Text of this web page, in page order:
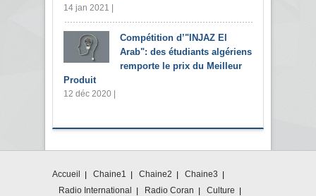
14 jan 2021 |
Compétition d’"INJAZ El
Arab": des étudiants algériens
remporte le prix du Meilleur
Produit
12 déc 2020 |
Accueil Chaine1 Chaine2
Chaine3
Radio International
Radio Coran Culture